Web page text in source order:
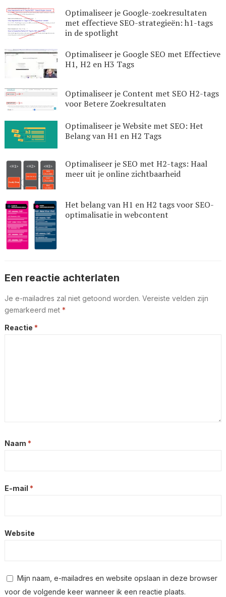
Optimaliseer je Google-zoekresultaten
met effectieve SEO-strategieën: h1-tags
in de spotlight
Optimaliseer je Google SEO met Effectieve
H1, H2 en H3 Tags
Optimaliseer je Content met SEO H2-tags
voor Betere Zoekresultaten
Optimaliseer je Website met SEO: Het
Belang van H1 en H2 Tags
Optimaliseer je SEO met H2-tags: Haal
meer uit je online zichtbaarheid
Het belang van H1 en H2 tags voor SEO-
optimalisatie in webcontent
Een reactie achterlaten
Je e-mailadres zal niet getoond worden. Vereiste velden zijn
gemarkeerd met *
Reactie *
Naam *
E-mail *
Website
Mijn naam, e-mailadres en website opslaan in deze browser
voor de volgende keer wanneer ik een reactie plaats.